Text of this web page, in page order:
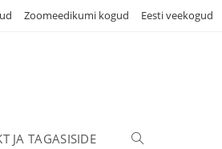
Zoomeedikumi kogud Eesti veekogud
JA TAGASISIDE TOGGLE